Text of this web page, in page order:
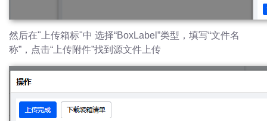
然后在"上传箱标"中 选择“BoxLabel”类型，填写“文件名
称”，点击“ 上传附件”找到源文件上传